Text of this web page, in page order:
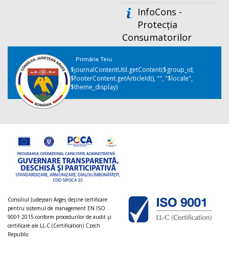
InfoCons -
Protecția
Consumatorilor
Primăria Teiu
$journalContentUtil.getContent($group_id,
$footerContent.getArticleId(), "", "$locale",
$theme_display)
Consiliul Judeţean Argeș deţine certificare
pentru sistemul de management EN ISO
9001:2015 conform procedurilor de audit şi
certificare ale LL-C (Certification) Czech
Republic